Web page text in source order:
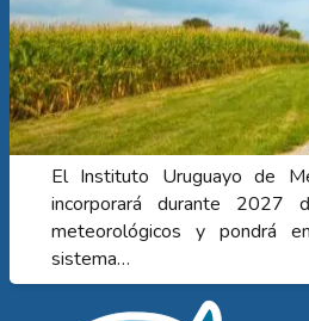
El Instituto Uruguayo de
incorporará durante 2027
meteorológicos y pondrá
sistema…